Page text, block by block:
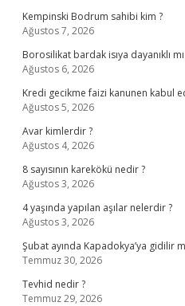
Kempinski Bodrum sahibi kim ?
Ağustos 7, 2026
Borosilikat bardak isıya dayanıklı mı
Ağustos 6, 2026
Kredi gecikme faizi kanunen kabul
Ağustos 5, 2026
Avar kimlerdir ?
Ağustos 4, 2026
8 sayısının karekökü nedir ?
Ağustos 3, 2026
4 yaşında yapılan aşılar nelerdir ?
Ağustos 3, 2026
Şubat ayında Kapadokya’ya gidilir
Temmuz 30, 2026
Tevhid nedir ?
Temmuz 29, 2026